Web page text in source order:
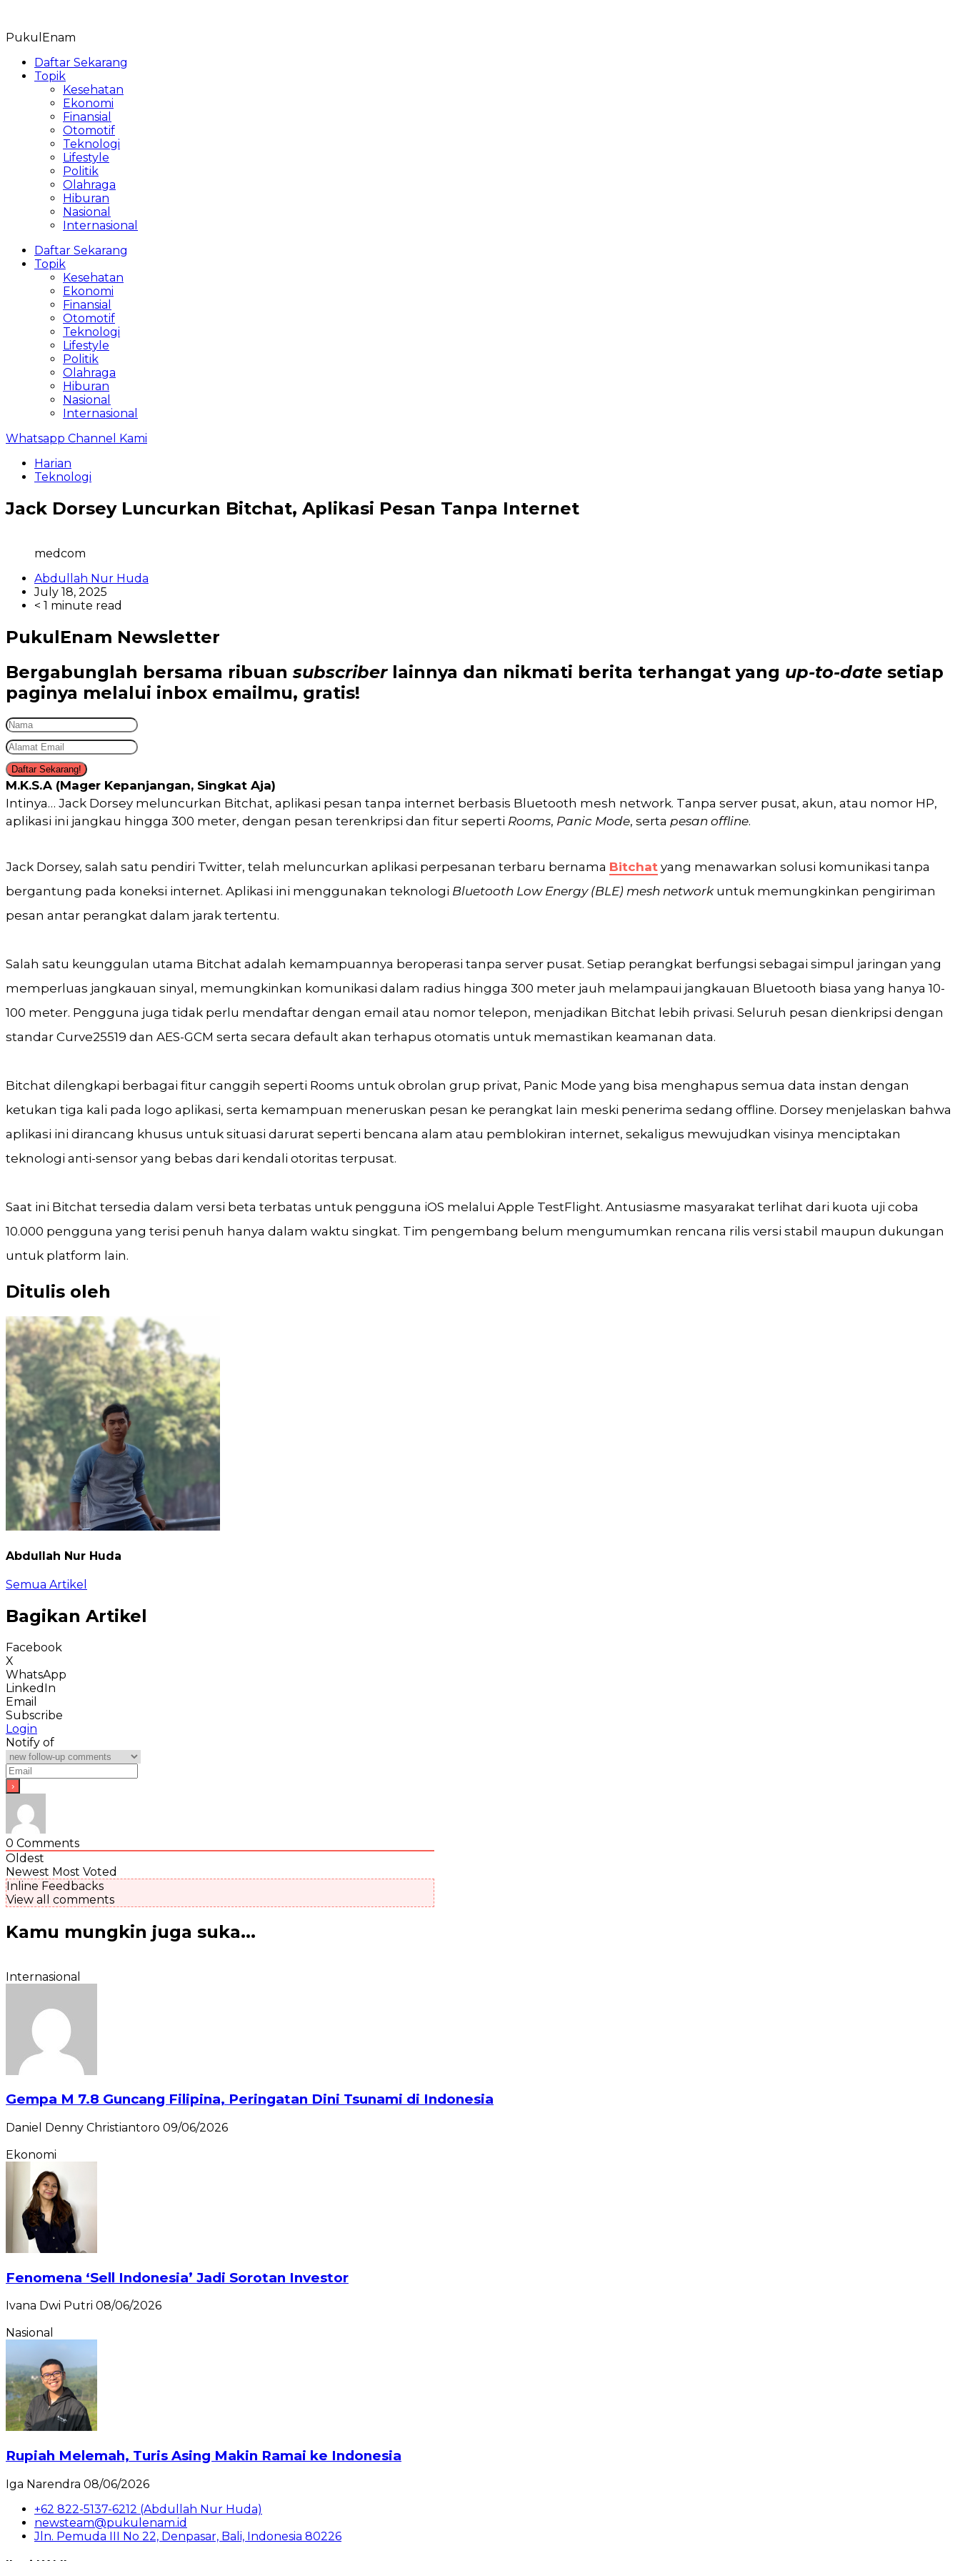
content
PukulEnam
Daftar Sekarang
Topik
Kesehatan
Ekonomi
Finansial
Otomotif
Teknologi
Lifestyle
Politik
Olahraga
Hiburan
Nasional
Internasional
Daftar Sekarang
Topik
Kesehatan
Ekonomi
Finansial
Otomotif
Teknologi
Lifestyle
Politik
Olahraga
Hiburan
Nasional
Internasional
Whatsapp Channel Kami
Harian
Teknologi
Jack Dorsey Luncurkan Bitchat, Aplikasi Pesan Tanpa Internet
medcom
Abdullah Nur Huda
July 18, 2025
< 1 minute read
PukulEnam Newsletter
Bergabunglah bersama ribuansubscriberlainnya dan nikmati berita terhangat yang up-to-date setiap
paginya melalui inbox emailmu, gratis!
Daftar Sekarang!
M.K.S.A (Mager Kepanjangan, Singkat Aja)
Intinya… Jack Dorsey meluncurkan Bitchat, aplikasi pesan tanpa internet berbasis Bluetooth mesh network. Tanpa server pusat, akun, atau nomor HP,
aplikasi ini jangkau hingga 300 meter, dengan pesan terenkripsi dan fitur seperti Rooms, Panic Mode, serta pesan offline.
Jack Dorsey, salah satu pendiri Twitter, telah meluncurkan aplikasi perpesanan terbaru bernama Bitchat yang menawarkan solusi komunikasi tanpa
bergantung pada koneksi internet. Aplikasi ini menggunakan teknologi Bluetooth Low Energy (BLE) mesh networkuntuk memungkinkan pengiriman
pesan antar perangkat dalam jarak tertentu.
Salah satu keunggulan utama Bitchat adalah kemampuannya beroperasi tanpa server pusat. Setiap perangkat berfungsi sebagai simpul jaringan yang
memperluas jangkauan sinyal, memungkinkan komunikasi dalam radius hingga 300 meter jauh melampaui jangkauan Bluetooth biasa yang hanya 10-
100 meter. Pengguna juga tidak perlu mendaftar dengan email atau nomor telepon, menjadikan Bitchat lebih privasi. Seluruh pesan dienkripsi dengan
standar Curve25519 dan AES-GCM serta secara default akan terhapus otomatis untuk memastikan keamanan data.
Bitchat dilengkapi berbagai fitur canggih seperti Rooms untuk obrolan grup privat, Panic Mode yang bisa menghapus semua data instan dengan
ketukan tiga kali pada logo aplikasi, serta kemampuan meneruskan pesan ke perangkat lain meski penerima sedang offline. Dorsey menjelaskan bahwa
aplikasi ini dirancang khusus untuk situasi darurat seperti bencana alam atau pemblokiran internet, sekaligus mewujudkan visinya menciptakan
teknologi anti-sensor yang bebas dari kendali otoritas terpusat.
Saat ini Bitchat tersedia dalam versi beta terbatas untuk pengguna iOS melalui Apple TestFlight. Antusiasme masyarakat terlihat dari kuota uji coba
10.000 pengguna yang terisi penuh hanya dalam waktu singkat. Tim pengembang belum mengumumkan rencana rilis versi stabil maupun dukungan
untuk platform lain.
Ditulis oleh
Abdullah Nur Huda
Semua Artikel
Bagikan Artikel
Facebook
X
WhatsApp
LinkedIn
Email
Subscribe
Login
Notify of
0 Comments
Oldest
Newest Most Voted
Inline Feedbacks
View all comments
Kamu mungkin juga suka...
Internasional
Gempa M 7.8 Guncang Filipina, Peringatan Dini Tsunami di Indonesia
Daniel Denny Christiantoro 09/06/2026
Ekonomi
Fenomena ‘Sell Indonesia’ Jadi Sorotan Investor
Ivana Dwi Putri 08/06/2026
Nasional
Rupiah Melemah, Turis Asing Makin Ramai ke Indonesia
Iga Narendra 08/06/2026
+62 822-5137-6212 (Abdullah Nur Huda)
newsteam@pukulenam.id
Jln. Pemuda III No 22, Denpasar, Bali, Indonesia 80226